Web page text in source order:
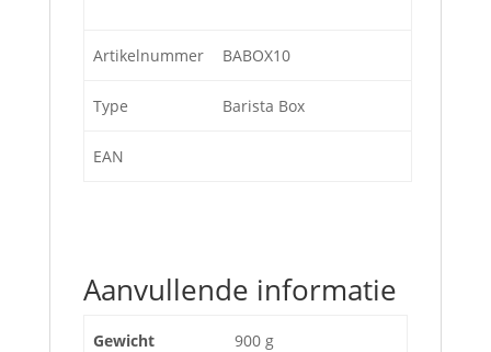
Artikelnummer BABOX10
Type Barista Box
EAN
Aanvullende informatie
Gewicht 900 g